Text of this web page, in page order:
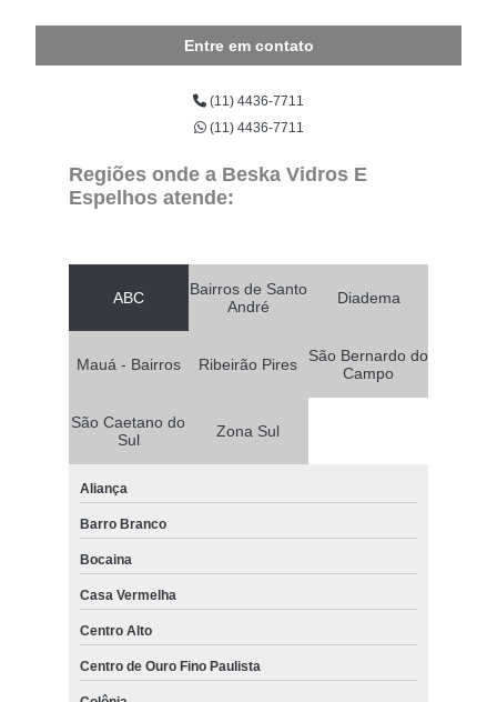
Entre em contato
(11) 4436-7711
(11) 4436-7711
Regiões onde a Beska Vidros E
Espelhos atende:
ABC
Bairros de Santo
André
Diadema
Mauá - Bairros Ribeirão Pires
São Bernardo do
Campo
São Caetano do
Sul
Zona Sul
Aliança
Barro Branco
Bocaina
Casa Vermelha
Centro Alto
Centro de Ouro Fino Paulista